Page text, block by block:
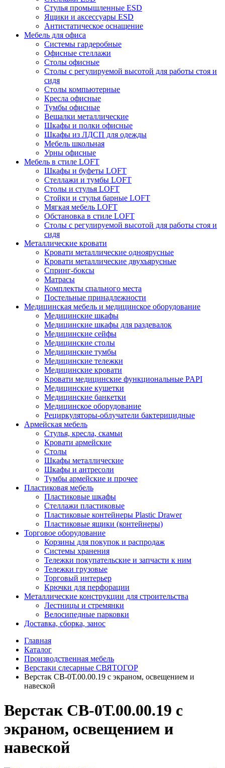
Стулья промышленные ESD
Ящики и аксессуары ESD
Антистатическое оснащение
Мебель для офиса
Системы гардеробные
Офисные стеллажи
Столы офисные
Столы с регулируемой высотой для работы стоя и
сидя
Столы компьютерные
Кресла офисные
Тумбы офисные
Вешалки металлические
Шкафы и полки офисные
Шкафы из ЛДСП для одежды
Мебель школьная
Урны офисные
Мебель в стиле LOFT
Шкафы и буфеты LOFT
Стеллажи и тумбы LOFT
Столы и стулья LOFT
Стойки и стулья барные LOFT
Мягкая мебель LOFT
Обстановка в стиле LOFT
Столы с регулируемой высотой для работы стоя и
сидя
Металлические кровати
Кровати металлические одноярусные
Кровати металлические двухъярусные
Спринг-боксы
Матрасы
Комплекты спального места
Постельные принадлежности
Медицинская мебель и медицинское оборудование
Медицинские шкафы
Медицинские шкафы для раздевалок
Медицинские сейфы
Медицинские столы
Медицинские тумбы
Медицинские тележки
Медицинские кровати
Кровати медицинские функциональные PAPI
Медицинские кушетки
Медицинские банкетки
Медицинское оборудование
Рециркуляторы-облучатели бактерицидные
Армейская мебель
Стулья, кресла, скамьи
Кровати армейские
Столы
Шкафы металлические
Шкафы и антресоли
Тумбы армейские и прочее
Пластиковая мебель
Пластиковые шкафы
Стеллажи пластиковые
Пластиковые контейнеры Plastic Drawer
Пластиковые ящики (контейнеры)
Торговое оборудование
Корзины для покупок и распродаж
Системы хранения
Тележки покупательские и запчасти к ним
Тележки грузовые
Торговый интерьер
Крючки для перфорации
Металлические конструкции для строительства
Лестницы и стремянки
Велосипедные парковки
Доставка, сборка, занос
Главная
Каталог
Производственная мебель
Верстаки слесарные СВЯТОГОР
Верстак СВ-0Т.00.00.19 с экраном, освещением и
навеской
Верстак СВ-0Т.00.00.19 с
экраном, освещением и
навеской